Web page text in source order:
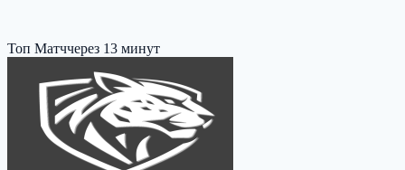
Топ Матччерез 13 минут